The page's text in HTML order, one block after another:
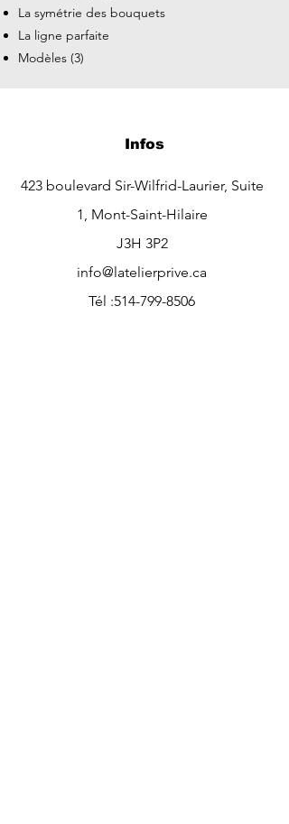
La symétrie des bouquets
La ligne parfaite
Modèles (3)
Infos
423 boulevard Sir-Wilfrid-Laurier, Suite
1, Mont-Saint-Hilaire
J3H 3P2
info@latelierprive.ca
Tél :514-799-8506